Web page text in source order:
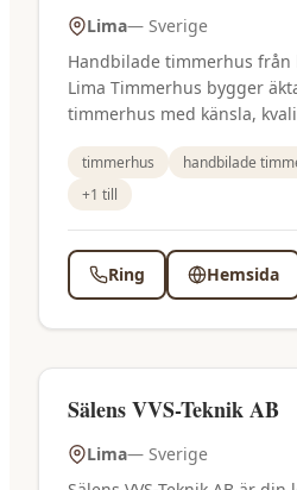
Lima— Sverige
Handbilade timmerhus från
Lima Timmerhus bygger
timmerhus med känsla,
timmerhus handbilade
+1 till
Ring Hemsida
Sälens VVS-Teknik AB
Lima— Sverige